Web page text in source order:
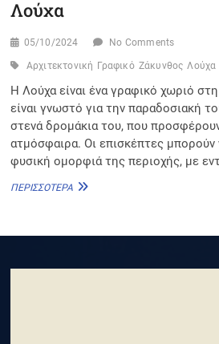
Λούχα
05/10/2024 No Comments
Αρχιτεκτονική Γραφικό Ζάκυνθος Λούχα
Η Λούχα είναι ένα γραφικό χωριό
είναι γνωστό για την παραδοσιακή
στενά δρομάκια του, που
ατμόσφαιρα. Οι επισκέπτες μπορούν
φυσική ομορφιά της περιοχής, με
ΠΕΡΙΣΣΌΤΕΡΑ ΛΟΎΧΑ